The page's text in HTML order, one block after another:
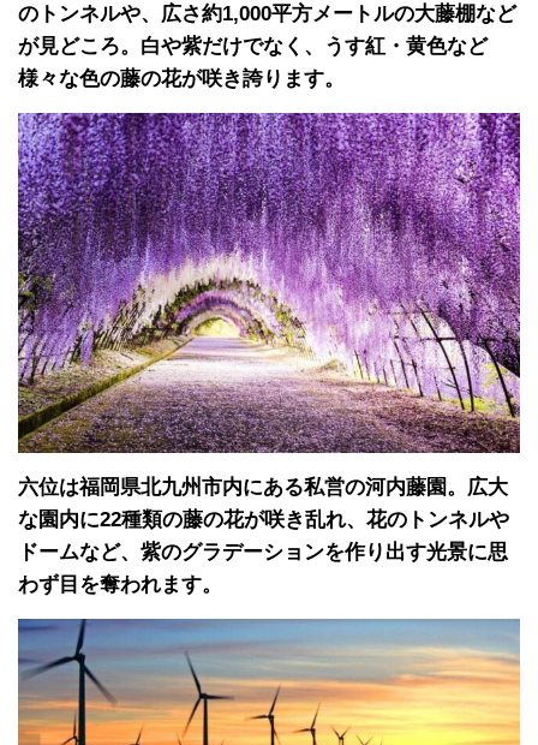
のトンネルや、広さ約1,000平方メートルの大藤棚など
が見どころ。白や紫だけでなく、うす紅・黄色など
様々な色の藤の花が咲き誇ります。
六位は福岡県北九州市内にある私営の河内藤園。広大
な園内に22種類の藤の花が咲き乱れ、花のトンネルや
ドームなど、紫のグラデーションを作り出す光景に思
わず目を奪われます。